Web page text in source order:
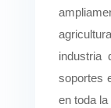
industria
soportes
en toda